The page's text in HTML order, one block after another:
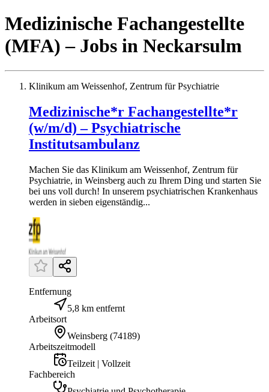
Medizinische Fachangestellte
(MFA) – Jobs in Neckarsulm
Klinikum am Weissenhof, Zentrum für Psychiatrie
Medizinische*r Fachangestellte*r
(w/m/d) – Psychiatrische
Institutsambulanz
Machen Sie das Klinikum am Weissenhof, Zentrum für
Psychiatrie, in Weinsberg auch zu Ihrem Ding und starten Sie
bei uns voll durch! In unserem psychiatrischen Krankenhaus
werden in sieben eigenständig...
Entfernung
5,8 km entfernt
Arbeitsort
Weinsberg (74189)
Arbeitszeitmodell
Teilzeit | Vollzeit
Fachbereich